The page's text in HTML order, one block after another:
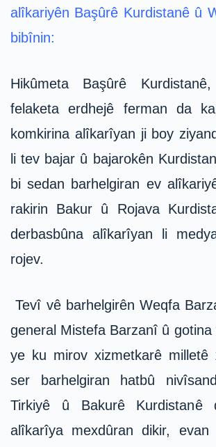
alîkariyên Başûrê Kurdistanê û
bibînin:
Hikûmeta Başûrê
felaketa erdhejê ferman da
komkirina alîkarîyan ji boy
li tev bajar û bajarokên
bi sedan barhelgiran ev
rakirin Bakur û Rojava
derbasbûna alîkarîyan li
rojev.
Tevî vê barhelgirên Weqfa
general Mistefa Barzanî û gotina
ye ku mirov xizmetkarê milletê
ser barhelgiran hatbû
Tirkiyê û Bakurê Kurdistanê
alîkarîya mexdûran dikir, evan